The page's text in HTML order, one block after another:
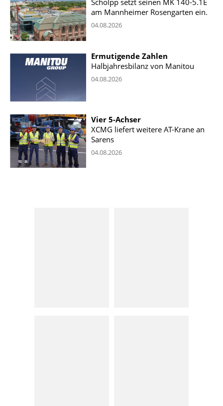
Scholpp setzt seinen MK 140-5.1E
am Mannheimer Rosengarten ein.
04.08.2026
Ermutigende Zahlen
Halbjahresbilanz von Manitou
04.08.2026
Vier 5-Achser
XCMG liefert weitere AT-Krane an
Sarens
04.08.2026